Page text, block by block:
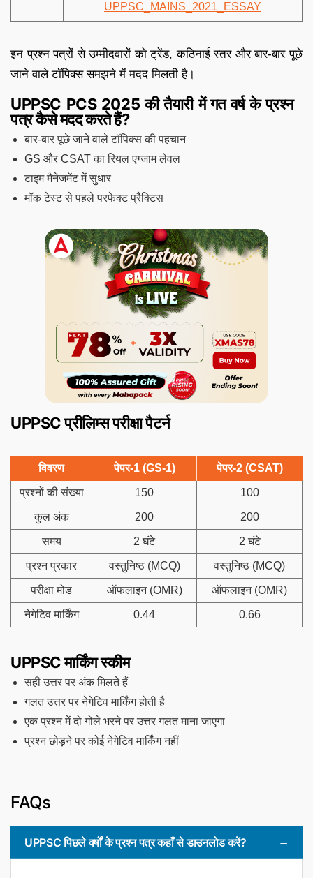
UPPSC_MAINS_2021_ESSAY
इन प्रश्न पत्रों से उम्मीदवारों को ट्रेंड, कठिनाई स्तर और बार-बार पूछे
जाने वाले टॉपिक्स समझने में मदद मिलती है।
UPPSC PCS 2025 की तैयारी में गत वर्ष के प्रश्न
पत्र कैसे मदद करते हैं?
बार-बार पूछे जाने वाले टॉपिक्स की पहचान
GS और CSAT का रियल एग्जाम लेवल
टाइम मैनेजमेंट में सुधार
मॉक टेस्ट से पहले परफेक्ट प्रैक्टिस
UPPSC प्रीलिम्स परीक्षा पैटर्न
विवरण पेपर-1 (GS-1) पेपर-2 (CSAT)
प्रश्नों की संख्या 150 100
कुल अंक 200 200
समय 2 घंटे 2 घंटे
प्रश्न प्रकार वस्तुनिष्ठ (MCQ) वस्तुनिष्ठ (MCQ)
परीक्षा मोड ऑफलाइन (OMR) ऑफलाइन (OMR)
नेगेटिव मार्किंग 0.44 0.66
UPPSC मार्किंग स्कीम
सही उत्तर पर अंक मिलते हैं
गलत उत्तर पर नेगेटिव मार्किंग होती है
एक प्रश्न में दो गोले भरने पर उत्तर गलत माना जाएगा
प्रश्न छोड़ने पर कोई नेगेटिव मार्किंग नहीं
FAQs
UPPSC पिछले वर्षों के प्रश्न पत्र कहाँ से डाउनलोड करें?